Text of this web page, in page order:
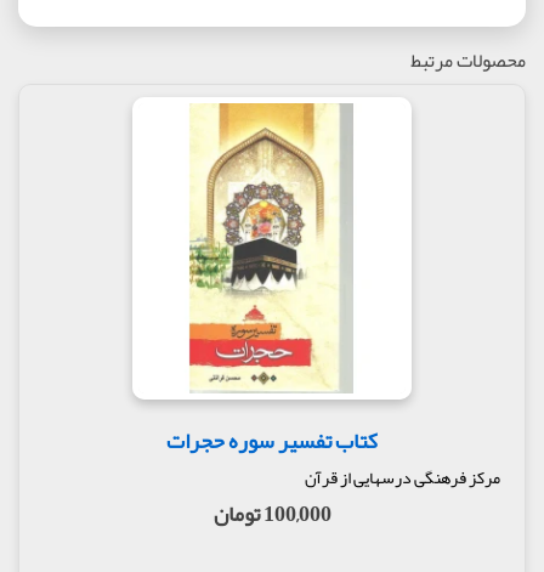
محصولات مرتبط
کتاب تفسیر سوره حجرات
مرکز فرهنگی درسهایی از قرآن
100,000 تومان